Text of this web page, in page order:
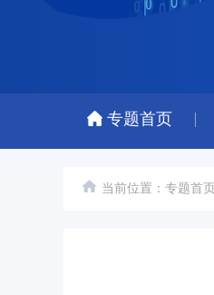
专题首页
当前位置： 专题首页